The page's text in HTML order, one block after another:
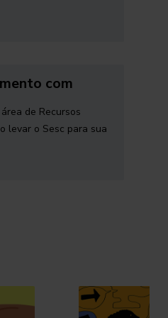
com
de Recursos
levar o Sesc para sua